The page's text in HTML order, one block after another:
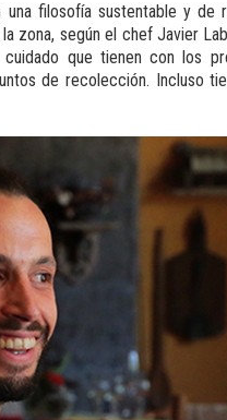
filosofía sustentable y de
zona, según el chef Javier
que tienen con los
de recolección. Incluso